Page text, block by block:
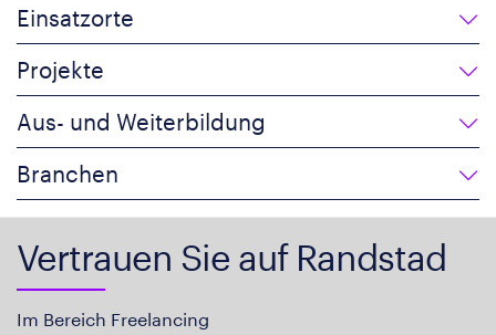
Einsatzorte
Projekte
Aus- und Weiterbildung
Branchen
Vertrauen Sie auf Randstad
Im Bereich Freelancing